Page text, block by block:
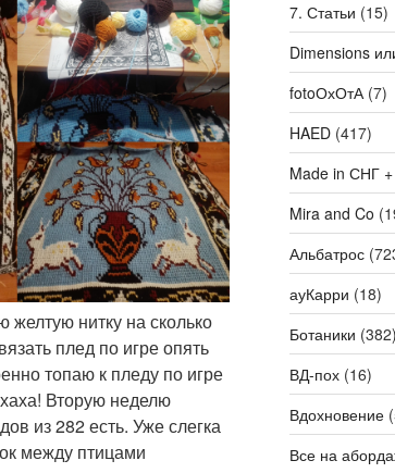
нитку на сколько
плед по игре опять
топаю к пледу по игре
Вторую неделю
из 282 есть. Уже слегка
между птицами
7. Статьи (15)
Dimensions
fotoОхОтА(7)
HAED(417)
Made in СНГ
Mira and Co
Альбатрос
ауКарри (18)
Ботаники
ВД-пох(16)
Вдохновение
Все на